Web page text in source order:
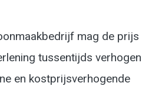
mag de prijs
tussentijds verhogen
en kostprijsverhogende